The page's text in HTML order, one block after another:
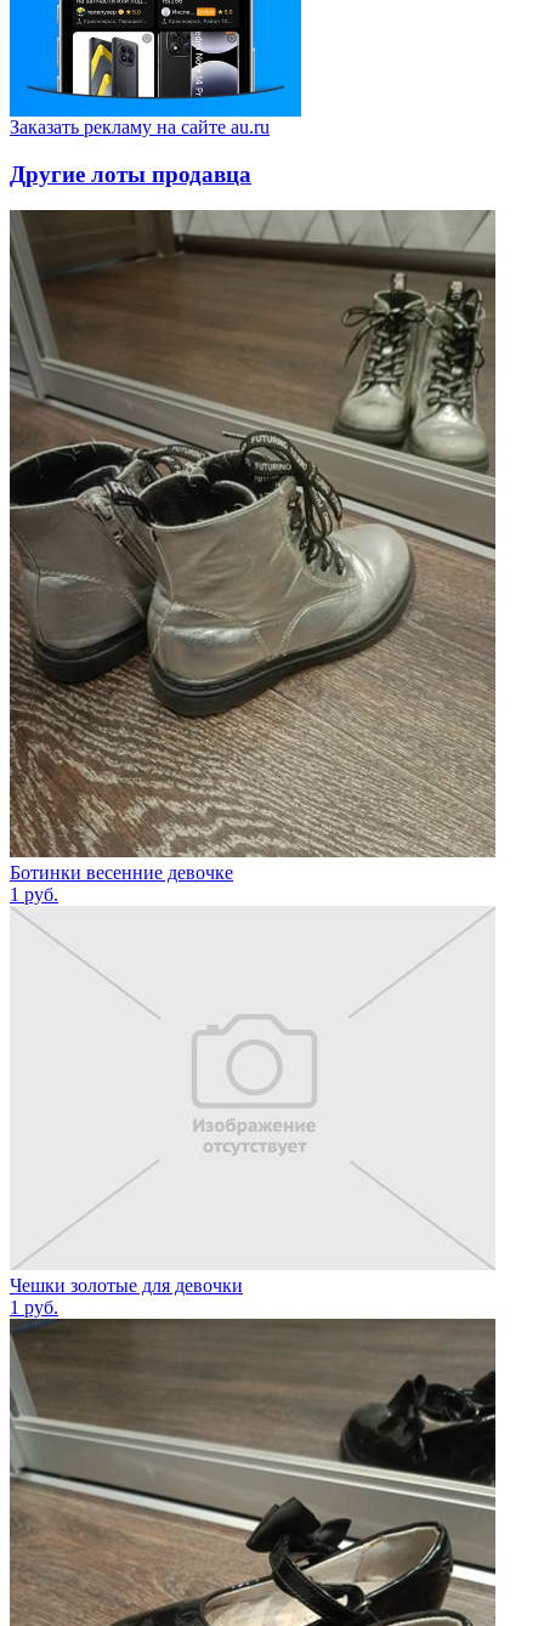
Заказать рекламу на сайте au.ru
Другие лоты продавца
Ботинки весенние девочке
1 руб.
Чешки золотые для девочки
1 руб.